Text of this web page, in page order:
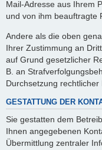
Mail-Adresse aus Ihrem
und von ihm beauftragte
Andere als die oben
Ihrer Zustimmung an
auf Grund gesetzlicher
B. an
Durchsetzung rechtlicher
GESTATTUNG DER
Sie gestatten dem
Ihnen angegebenen
Übermittlung zentraler